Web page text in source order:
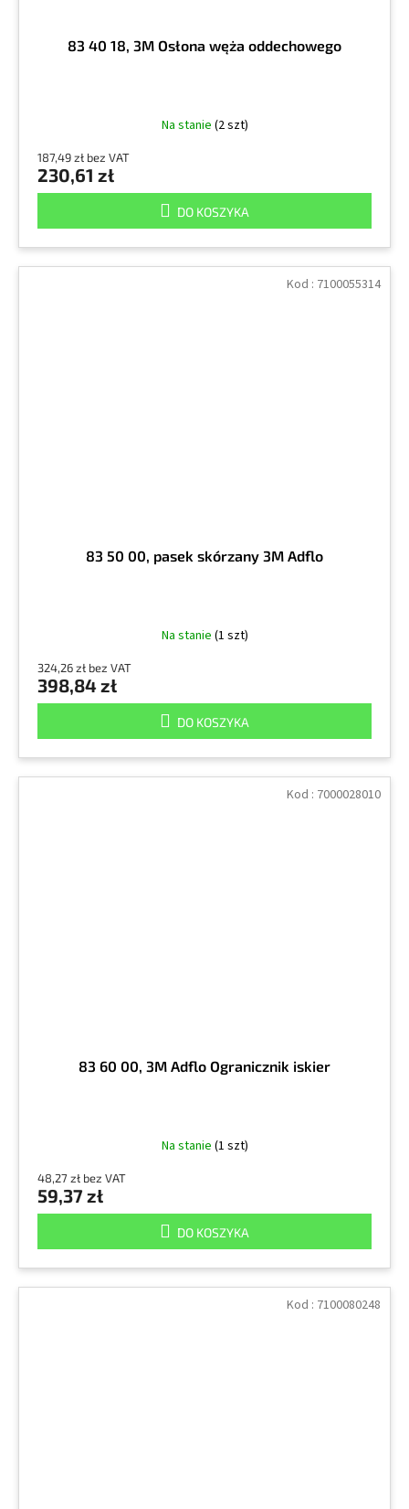
83 40 18, 3M Osłona węża oddechowego
Na stanie (2 szt)
187,49 zł bez VAT
230,61 zł
DO KOSZYKA
83 50 00, pasek skórzany 3M Adflo
Na stanie (1 szt)
324,26 zł bez VAT
398,84 zł
DO KOSZYKA
Kod : 7100055314
83 60 00, 3M Adflo Ogranicznik iskier
Na stanie (1 szt)
48,27 zł bez VAT
59,37 zł
DO KOSZYKA
Kod : 7000028010
Kod : 7100080248